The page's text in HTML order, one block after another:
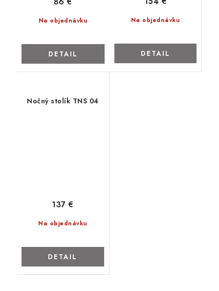
Na objednávku
DETAIL
Na objednávku
DETAIL
Nočný stolík TNS 04
Na objednávku
137 €
DETAIL